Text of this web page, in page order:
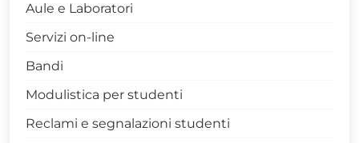
> LM Scienze e Tecnologie Alimentari - 0424
> Scienze Forestali e Ambientali - 0427
> Tecnologie Agrarie - 0425
> Tecnologie Alimentari - 0421
> Paesaggio, Ambiente e Verde Urbano -
Aule e Laboratori
Servizi on-line
Bandi
Modulistica per studenti
Reclami e segnalazioni studenti